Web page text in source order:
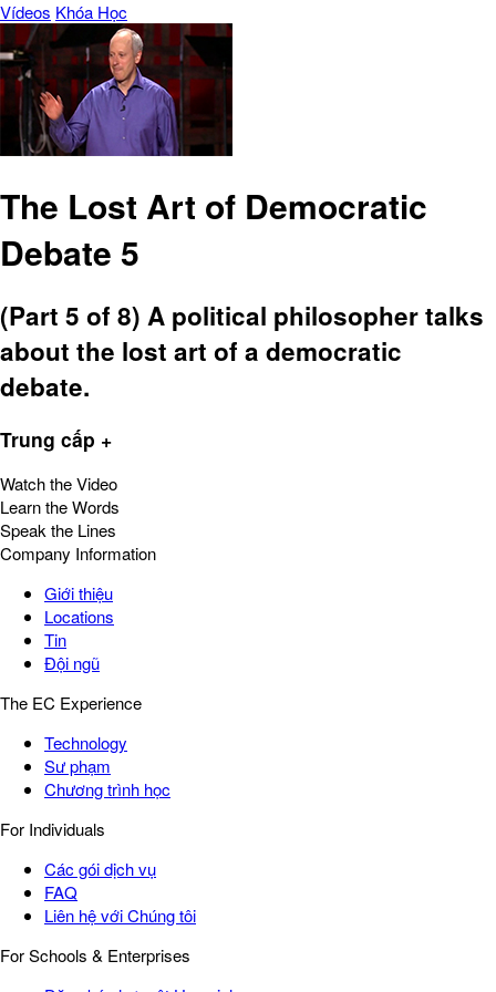
Vídeos Khóa Học
The Lost Art of Democratic
Debate 5
(Part 5 of 8) A political philosopher talks
about the lost art of a democratic
debate.
Trung cấp +
Watch the Video
Learn the Words
Speak the Lines
Company Information
Giới thiệu
Locations
Tin
Đội ngũ
The EC Experience
Technology
Sư phạm
Chương trình học
For Individuals
Các gói dịch vụ
FAQ
Liên hệ với Chúng tôi
For Schools & Enterprises